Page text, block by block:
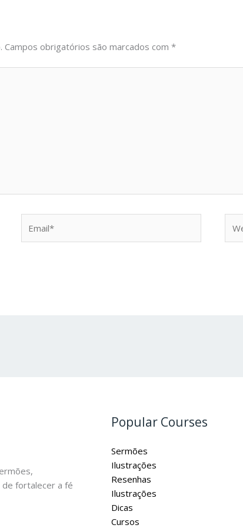
Campos obrigatórios são marcados com*
fortalecer a fé
Popular Courses
Sermões
Ilustrações
Resenhas
Ilustrações
Dicas
Cursos